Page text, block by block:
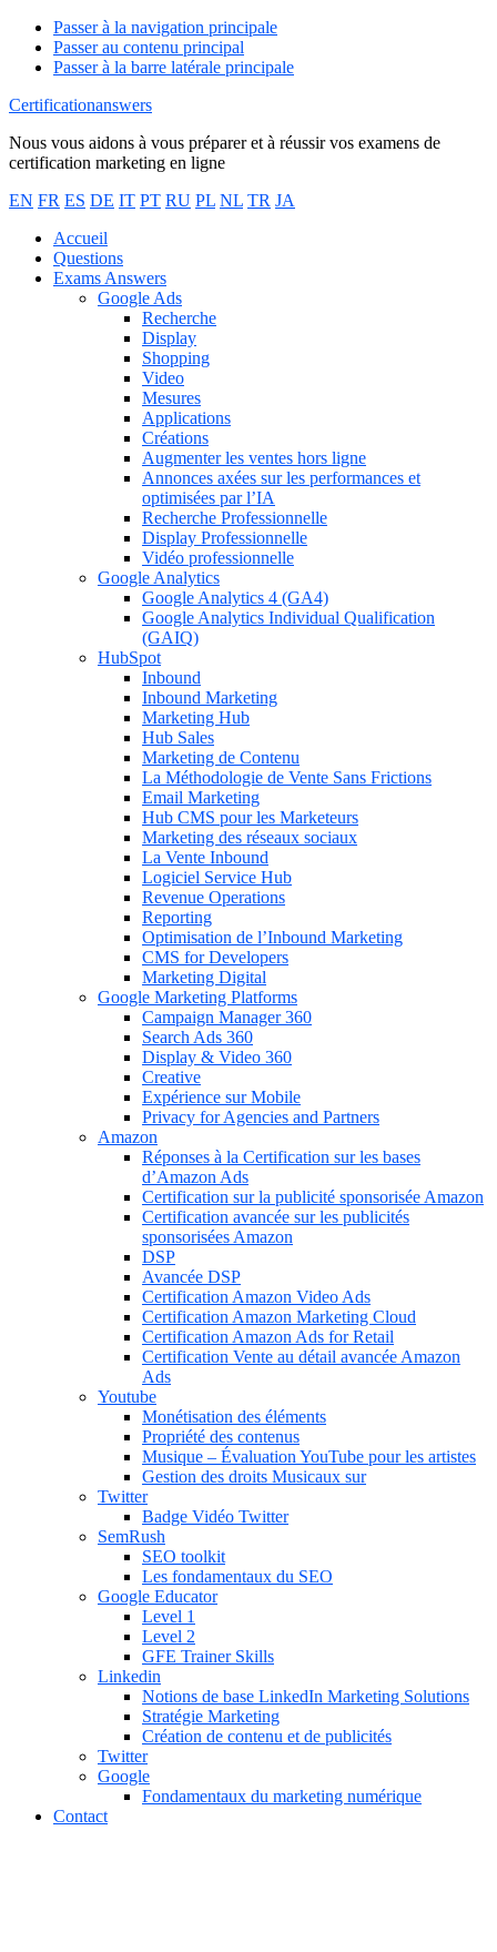
Passer à la navigation principale
Passer au contenu principal
Passer à la barre latérale principale
Certificationanswers
Nous vous aidons à vous préparer et à réussir vos examens de
certification marketing en ligne
EN FR ES DE IT PT RU PL NL TR JA
Accueil
Questions
Exams Answers
Google Ads
Recherche
Display
Shopping
Video
Mesures
Applications
Créations
Augmenter les ventes hors ligne
Annonces axées sur les performances et
optimisées par l’IA
Recherche Professionnelle
Display Professionnelle
Vidéo professionnelle
Google Analytics
Google Analytics 4 (GA4)
Google Analytics Individual Qualification
(GAIQ)
HubSpot
Inbound
Inbound Marketing
Marketing Hub
Hub Sales
Marketing de Contenu
La Méthodologie de Vente Sans Frictions
Email Marketing
Hub CMS pour les Marketeurs
Marketing des réseaux sociaux
La Vente Inbound
Logiciel Service Hub
Revenue Operations
Reporting
Optimisation de l’Inbound Marketing
CMS for Developers
Marketing Digital
Google Marketing Platforms
Campaign Manager 360
Search Ads 360
Display & Video 360
Creative
Expérience sur Mobile
Privacy for Agencies and Partners
Amazon
Réponses à la Certification sur les bases
d’Amazon Ads
Certification sur la publicité sponsorisée Amazon
Certification avancée sur les publicités
sponsorisées Amazon
DSP
Avancée DSP
Certification Amazon Video Ads
Certification Amazon Marketing Cloud
Certification Amazon Ads for Retail
Certification Vente au détail avancée Amazon
Ads
Youtube
Monétisation des éléments
Propriété des contenus
Musique – Évaluation YouTube pour les artistes
Gestion des droits Musicaux sur
Twitter
Badge Vidéo Twitter
SemRush
SEO toolkit
Les fondamentaux du SEO
Google Educator
Level 1
Level 2
GFE Trainer Skills
Linkedin
Notions de base LinkedIn Marketing Solutions
Stratégie Marketing
Création de contenu et de publicités
Twitter
Google
Fondamentaux du marketing numérique
Contact